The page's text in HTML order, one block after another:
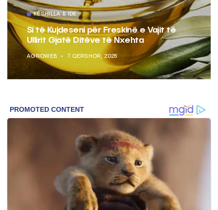
KËSHILLA & IDE
Si të Kujdeseni për Freskinë e Vajit të
Ullirit Gjatë Ditëve të Nxehta
AGROWEB 7 QERSHOR, 2025